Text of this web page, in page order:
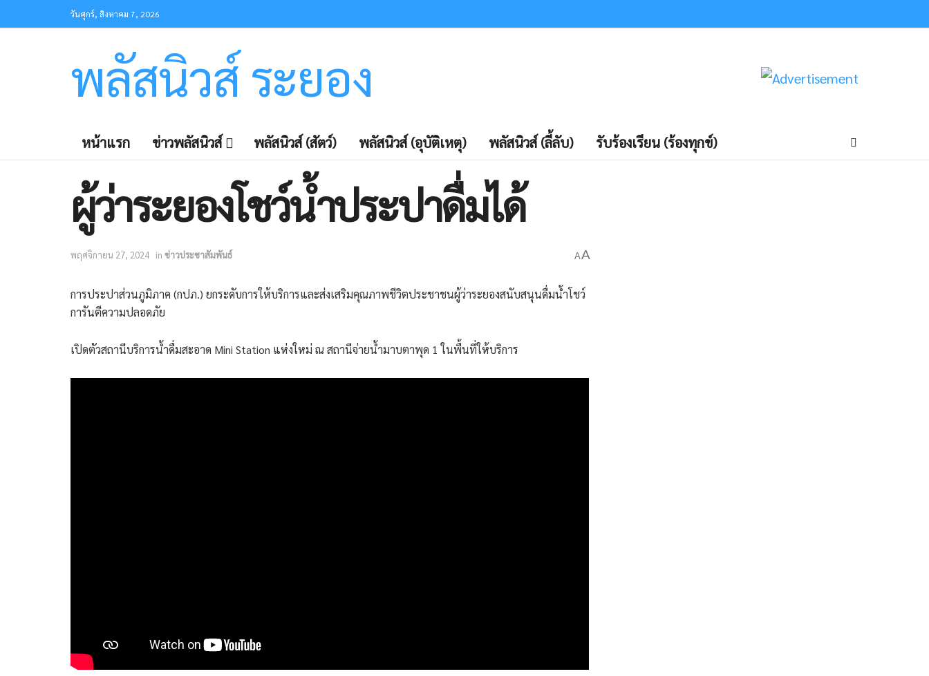
วันศุกร์, สิงหาคม 7, 2026
พลัสนิวส์ ระยอง
หน้าแรก ข่าวพลัสนิวส์ พลัสนิวส์ (สัตว์) พลัสนิวส์ (อุบัติเหตุ) พลัสนิวส์ (ลี้ลับ) รับร้องเรียน (ร้องทุกข์)
ผู้ว่าระยองโชว์น้ำประปาดื่มได้
พฤศจิกายน 27, 2024 in ข่าวประชาสัมพันธ์ AA
การประปาส่วนภูมิภาค (กปภ.) ยกระดับการให้บริการและส่งเสริมคุณภาพชีวิตประชาชนผู้ว่าระยองสนับสนุนดื่มน้ำโชว์
การันตีความปลอดภัย
เปิดตัวสถานีบริการน้ำดื่มสะอาด Mini Station แห่งใหม่ ณ สถานีจ่ายน้ำมาบตาพุด 1 ในพื้นที่ให้บริการ